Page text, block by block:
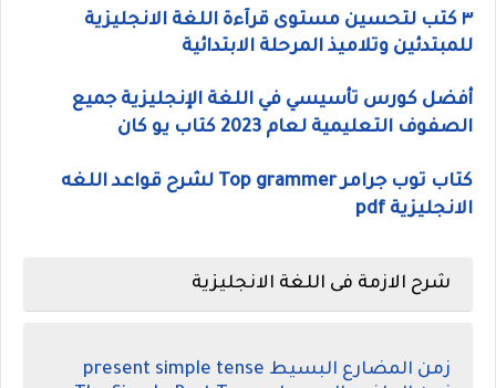
٣ كتب لتحسين مستوى قرآءة اللغة الانجليزية
للمبتدئين وتلاميذ المرحلة الابتدائية
أفضل كورس تأسيسي في اللغة الإنجليزية جميع
الصفوف التعليمية لعام 2023 كتاب يو كان
كتاب توب جرامر Top grammer لشرح قواعد اللغه
الانجليزية pdf
شرح الازمة فى اللغة الانجليزية
زمن المضارع البسيط present simple tense